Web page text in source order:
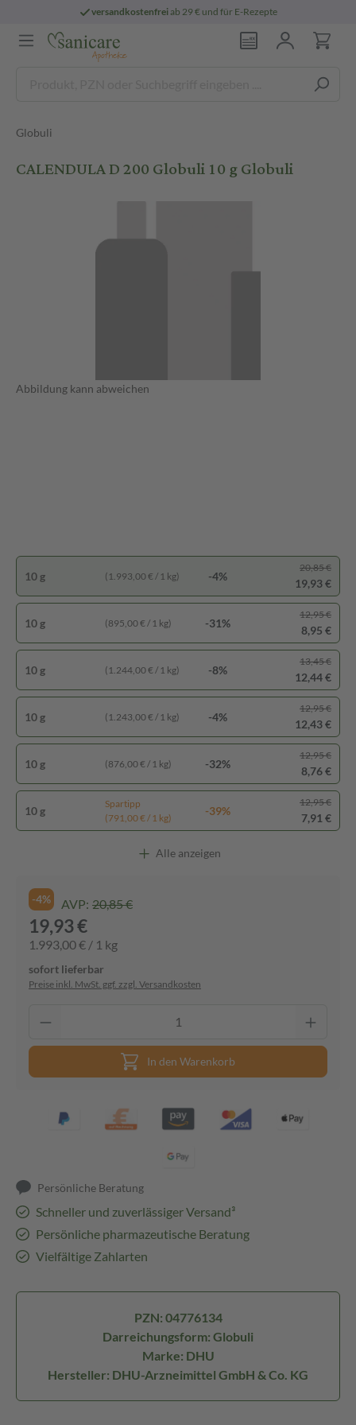
versandkostenfreiab 29 € und für E-Rezepte
Globuli
CALENDULA D 200 Globuli 10 g Globuli
Abbildung kann abweichen
10 g (895,00 € / 1 kg) -31%
12,95 €
8,95 €
10 g (1.993,00 € / 1 kg) -4%
20,85 €
19,93 €
10 g (1.244,00 € / 1 kg) -8%
13,45 €
12,44 €
10 g (1.243,00 € / 1 kg) -4%
12,95 €
12,43 €
10 g (876,00 € / 1 kg) -32%
12,95 €
8,76 €
10 g
Spartipp
(791,00 € / 1 kg)
-39%
12,95 €
7,91 €
Alle anzeigen
-4% AVP: 20,85 €
19,93 €
1.993,00 € / 1 kg
sofort lieferbar
Preise inkl. MwSt. ggf. zzgl. Versandkosten
In den Warenkorb
Persönliche Beratung
Schneller und zuverlässiger Versand³
Persönliche pharmazeutische Beratung
Vielfältige Zahlarten
PZN: 04776134
Darreichungsform: Globuli
Marke: DHU
Hersteller: DHU-Arzneimittel GmbH & Co. KG